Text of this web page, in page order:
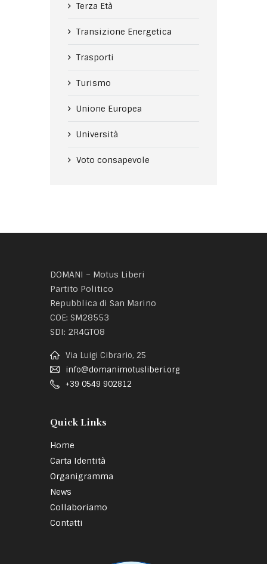
Terza Età
Transizione Energetica
Trasporti
Turismo
Unione Europea
Università
Voto consapevole
DOMANI – Motus Liberi
Partito Politico
Repubblica di San Marino
COE: SM28553
SDI: 2R4GTO8
Via Luigi Cibrario, 25
info@domanimotusliberi.org
+39 0549 902812
Quick Links
Home
Carta Identità
Organigramma
News
Collaboriamo
Contatti